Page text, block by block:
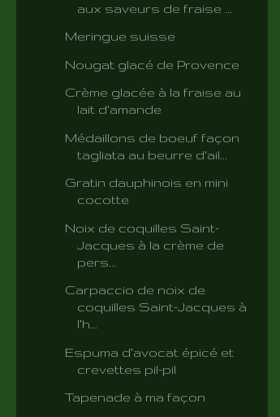
aux saveurs de fraise ...
Meringue suisse
Nougat glacé de Provence
Crème glacée à la fraise au
lait d'amande
Médaillons de boeuf façon
tagliata au beurre d'ail...
Gratin dauphinois en mini
cocotte
Noix de coquilles Saint-
Jacques à la crème de
pers...
Carpaccio de noix de
coquilles Saint-Jacques à
l’h...
Espuma d’avocat épicé et
crevettes pil-pil
Tapenade à ma façon